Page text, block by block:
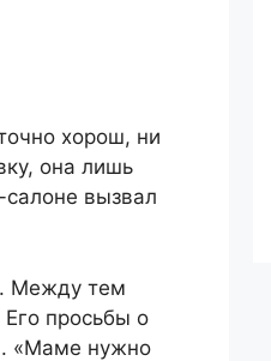
хорош, ни
она лишь
вызвал
Между тем
просьбы о
«Маме нужно